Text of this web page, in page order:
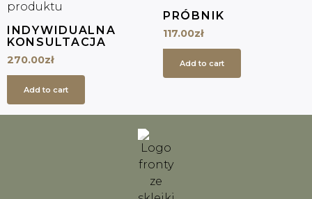
INDYWIDUALNA
KONSULTACJA
270.00zł
Add to cart
PRÓBNIK
117.00zł
Add to cart